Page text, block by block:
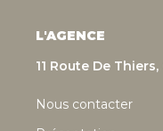
L'AGENCE
11 Route De
Nous contacter